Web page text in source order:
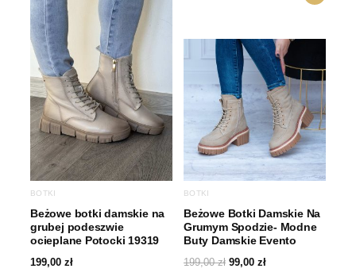
BOTKI
Beżowe botki damskie na
grubej podeszwie
ocieplane Potocki 19319
199,00 zł
BOTKI
Beżowe Botki Damskie Na
Grumym Spodzie- Modne
Buty Damskie Evento
199,00zł 99,00 zł